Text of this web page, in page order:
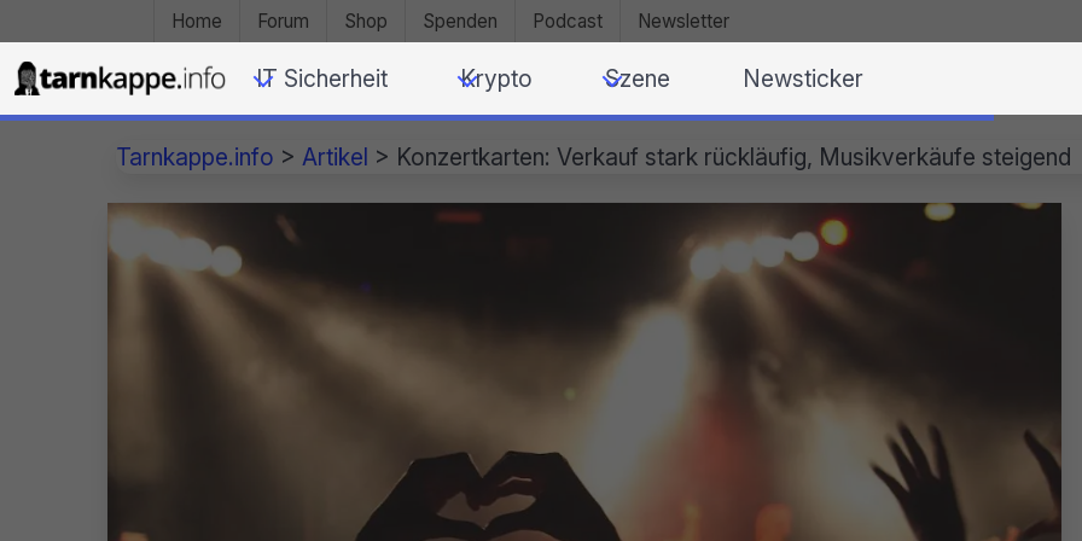
Home Forum Shop Spenden Podcast Newsletter
IT Sicherheit Krypto Szene Newsticker
Tarnkappe.info > Artikel > Konzertkarten: Verkauf stark rückläufig, Musikverkäufe steigend